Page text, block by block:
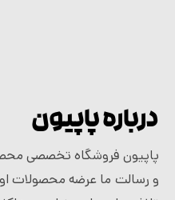
درباره پاپیون
پاپیون فروشگاه تخصصی
و رسالت ما عرضه محصولات